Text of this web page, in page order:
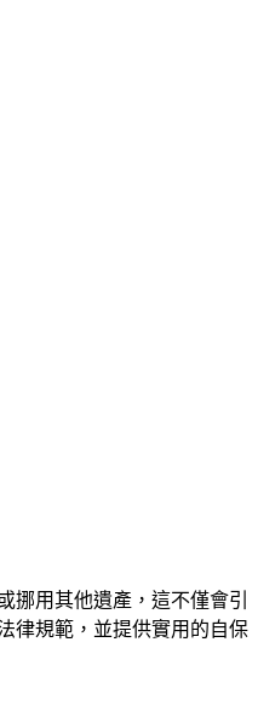
用其他遺產，這不僅會引
律規範，並提供實用的自保